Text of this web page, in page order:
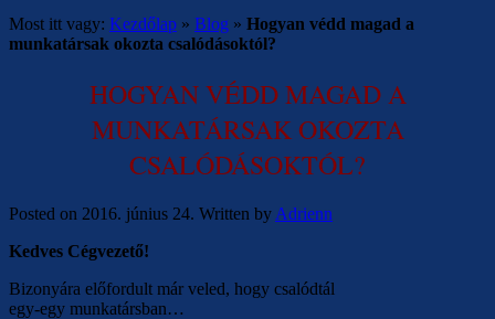
Most itt vagy: Kezdőlap » Blog » Hogyan védd magad a
munkatársak okozta csalódásoktól?
HOGYAN VÉDD MAGAD A
MUNKATÁRSAK OKOZTA
CSALÓDÁSOKTÓL?
Posted on 2016. június 24. Written by Adrienn
Kedves Cégvezető!
Bizonyára előfordult már veled, hogy csalódtál
egy-egy munkatársban…